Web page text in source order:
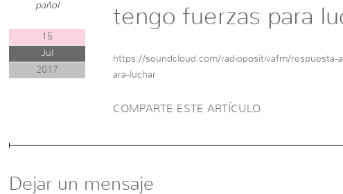
pañol
15
Jul
2017
tengo fuerzas para
https://soundcloud.com/radiopositivafm/respuesta-
ara-luchar
COMPARTE ESTE ARTÍCULO
Dejar un mensaje